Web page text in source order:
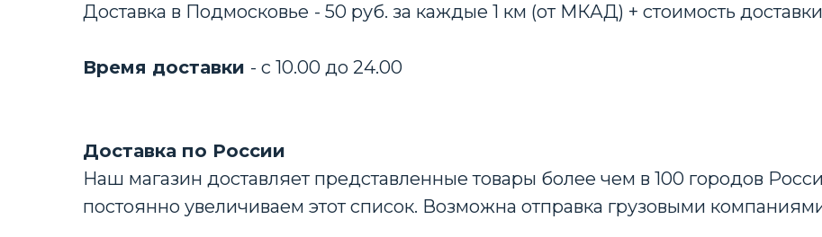
Доставка в Подмосковье - 50 руб. за каждые 1 км (от МКАД) + стоимость
Время доставки - с 10.00 до 24.00
Доставка по России
Наш магазин доставляет представленные товары более чем в 100 городов
постоянно увеличиваем этот список. Возможна отправка грузовыми